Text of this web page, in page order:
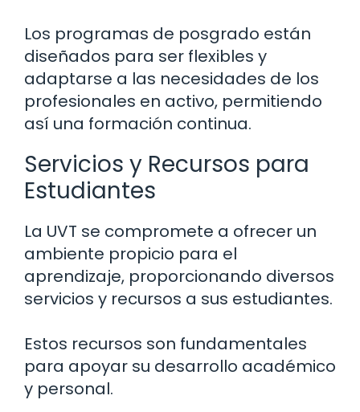
Los programas de posgrado están
diseñados para ser flexibles y
adaptarse a las necesidades de los
profesionales en activo, permitiendo
así una formación continua.
Servicios y Recursos para
Estudiantes
La UVT se compromete a ofrecer un
ambiente propicio para el
aprendizaje, proporcionando diversos
servicios y recursos a sus estudiantes.
Estos recursos son fundamentales
para apoyar su desarrollo académico
y personal.